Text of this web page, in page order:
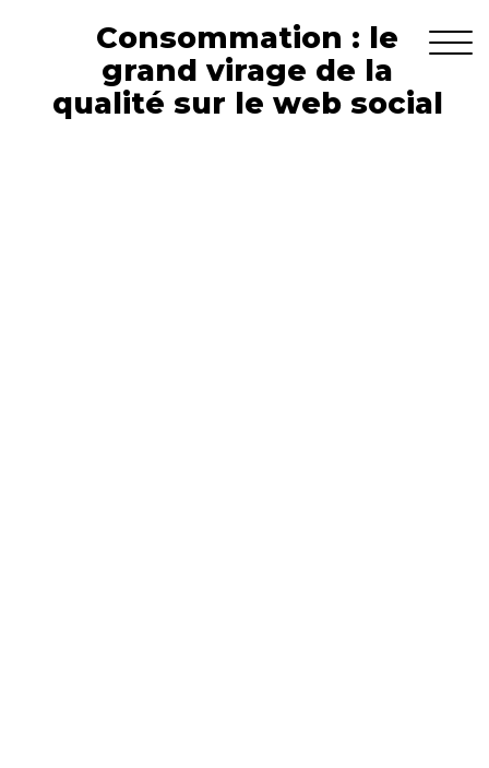
Consommation : le
grand virage de la
qualité sur le web social